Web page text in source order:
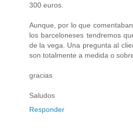
300 euros.
Aunque, por lo que
los barceloneses tendremos
de la vega. Una pregunta al
son totalmente a medida o
gracias
Saludos
Responder